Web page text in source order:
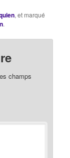
, et marqué
.
champs